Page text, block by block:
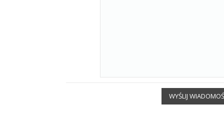
WYŚLIJ